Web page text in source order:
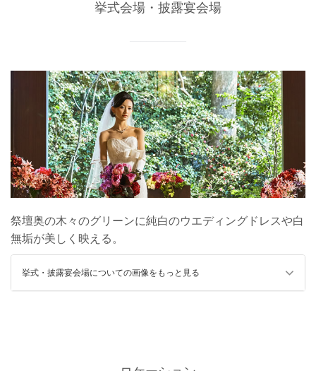
挙式会場・披露宴会場
祭壇奥の木々のグリーンに純白のウエディングドレスや白
無垢が美しく映える。
挙式・披露宴会場についての画像をもっと見る